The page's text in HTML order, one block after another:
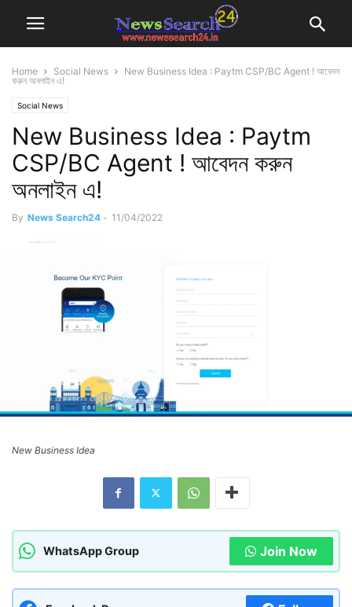
Home Social News
New Business Idea : Paytm CSP/BC Agent ! আবেদন
করুন অনলাইন এ!
Social News
New Business Idea : Paytm
CSP/BC Agent ! আবেদন করুন
অনলাইন এ!
By News Search24 - 11/04/2022
New Business Idea
WhatsApp Group Join Now